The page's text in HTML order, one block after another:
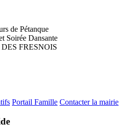
de Pétanque
Soirée Dansante
FRESNOIS
Portail Famille Contacter la mairie